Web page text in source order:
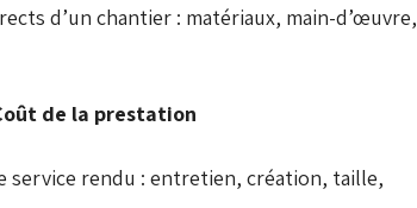
d’un chantier : matériaux, main-d’œuvre,
de la prestation
service rendu : entretien, création, taille,